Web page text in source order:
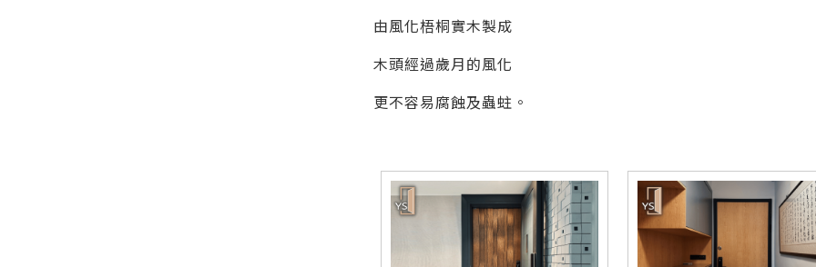
由風化梧桐實木製成
木頭經過歲月的風化
更不容易腐蝕及蟲蛀。